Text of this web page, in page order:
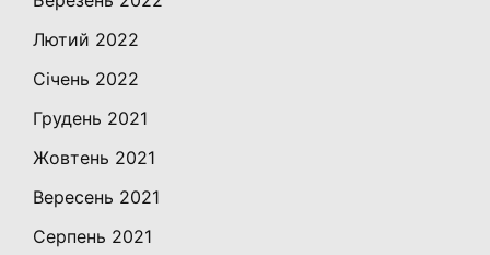
Лютий 2022
Січень 2022
Грудень 2021
Жовтень 2021
Вересень 2021
Серпень 2021